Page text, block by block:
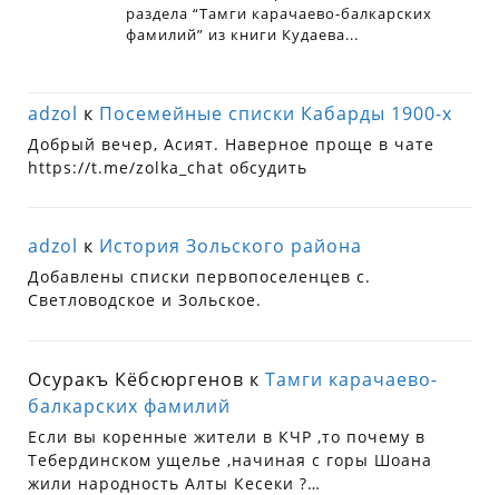
adzol к Посемейные списки Кабарды 1900-х
Добрый вечер, Асият. Наверное проще в чате
https://t.me/zolka_chat обсудить
adzol к История Зольского района
Добавлены списки первопоселенцев с.
Светловодское и Зольское.
Осуракъ Кёбсюргенов кТамги карачаево-
балкарских фамилий
Если вы коренные жители в КЧР ,то почему в
Тебердинском ущелье ,начиная с горы Шоана
жили народность Алты Кесеки ?…